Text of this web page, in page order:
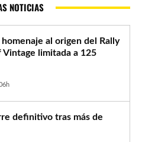
NOTICIAS
al origen del Rally
limitada a 125
definitivo tras más de